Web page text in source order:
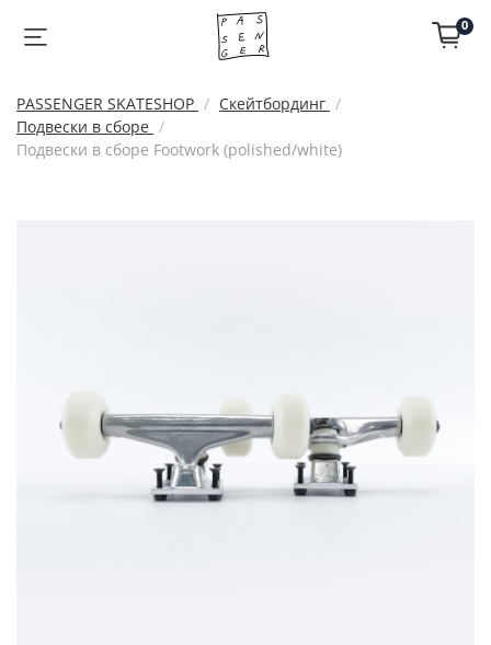
0
PASSENGER SKATESHOP
Скейтбординг
Подвески в сборе
Подвески в сборе Footwork (polished/white)